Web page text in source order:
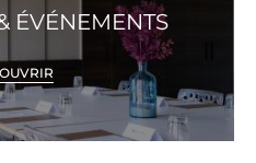
ÉVÉNEMENTS